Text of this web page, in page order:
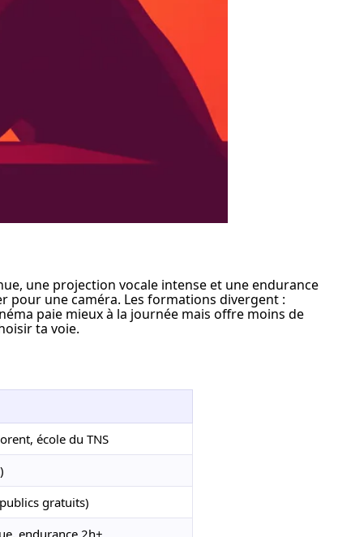
une projection vocale intense et une endurance
pour une caméra. Les formations divergent :
paie mieux à la journée mais offre moins de
ta voie.
école du TNS
gratuits)
endurance 2h+